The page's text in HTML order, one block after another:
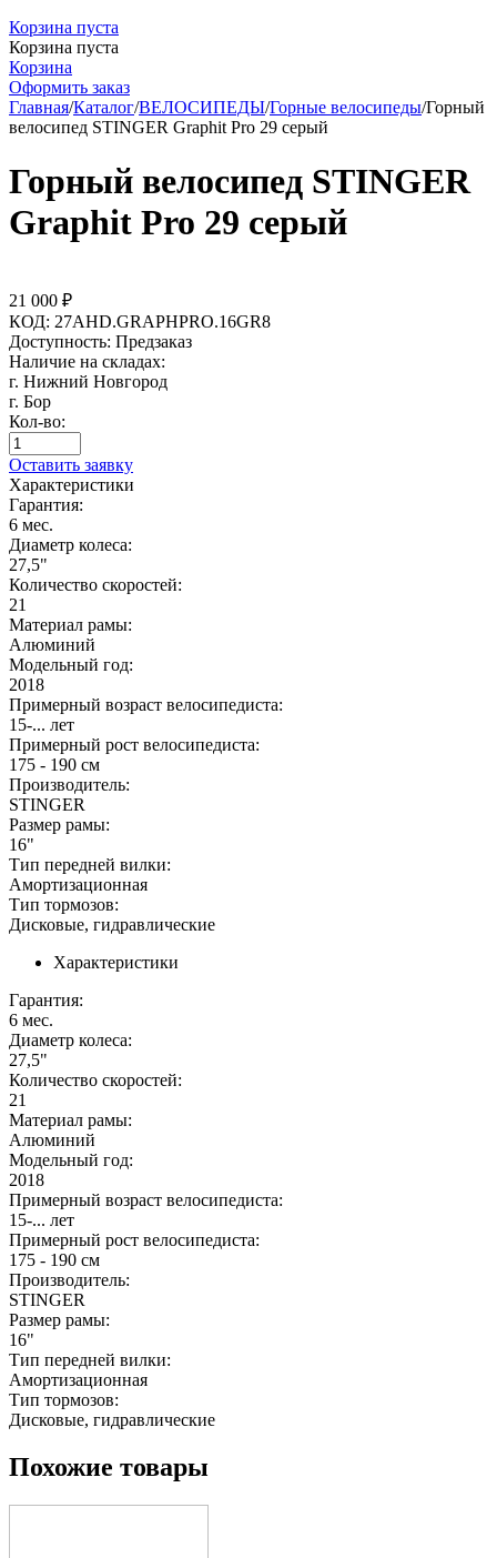
Корзина пуста
Корзина пуста
Корзина
Оформить заказ
Главная/Каталог/ВЕЛОСИПЕДЫ/Горные велосипеды/Горный
велосипед STINGER Graphit Pro 29 серый
Горный велосипед STINGER
Graphit Pro 29 серый
21 000 ₽
КОД: 27AHD.GRAPHPRO.16GR8
Доступность: Предзаказ
Наличие на складах:
г. Нижний Новгород
г. Бор
Кол-во:
Оставить заявку
Характеристики
Гарантия:
6 мес.
Диаметр колеса:
27,5"
Количество скоростей:
21
Материал рамы:
Алюминий
Модельный год:
2018
Примерный возраст велосипедиста:
15-... лет
Примерный рост велосипедиста:
175 - 190 см
Производитель:
STINGER
Размер рамы:
16"
Тип передней вилки:
Амортизационная
Тип тормозов:
Дисковые, гидравлические
Характеристики
Гарантия:
6 мес.
Диаметр колеса:
27,5"
Количество скоростей:
21
Материал рамы:
Алюминий
Модельный год:
2018
Примерный возраст велосипедиста:
15-... лет
Примерный рост велосипедиста:
175 - 190 см
Производитель:
STINGER
Размер рамы:
16"
Тип передней вилки:
Амортизационная
Тип тормозов:
Дисковые, гидравлические
Похожие товары